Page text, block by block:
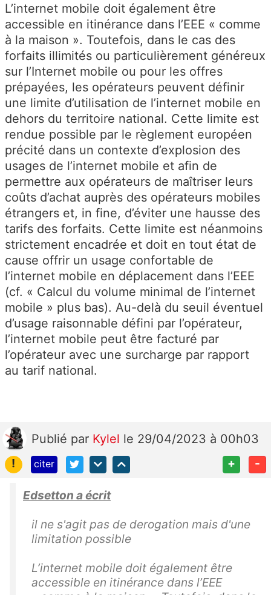
L’internet mobile doit également être
accessible en itinérance dans l’EEE « comme
à la maison ». Toutefois, dans le cas des
forfaits illimités ou particulièrement généreux
sur l’Internet mobile ou pour les offres
prépayées, les opérateurs peuvent définir
une limite d’utilisation de l’internet mobile en
dehors du territoire national. Cette limite est
rendue possible par le règlement européen
précité dans un contexte d’explosion des
usages de l’internet mobile et afin de
permettre aux opérateurs de maîtriser leurs
coûts d’achat auprès des opérateurs mobiles
étrangers et, in fine, d’éviter une hausse des
tarifs des forfaits. Cette limite est néanmoins
strictement encadrée et doit en tout état de
cause offrir un usage confortable de
l’internet mobile en déplacement dans l’EEE
(cf. « Calcul du volume minimal de l’internet
mobile » plus bas). Au-delà du seuil éventuel
d’usage raisonnable défini par l’opérateur,
l’internet mobile peut être facturé par
l’opérateur avec une surcharge par rapport
au tarif national.
Publié par Kylel le 29/04/2023 à 00h03
!
citer + -
Edsetton a écrit
il ne s'agit pas de derogation mais d'une
limitation possible
L’internet mobile doit également être
accessible en itinérance dans l’EEE